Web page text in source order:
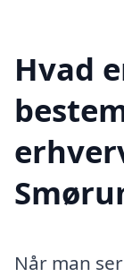
Hvad
Når man